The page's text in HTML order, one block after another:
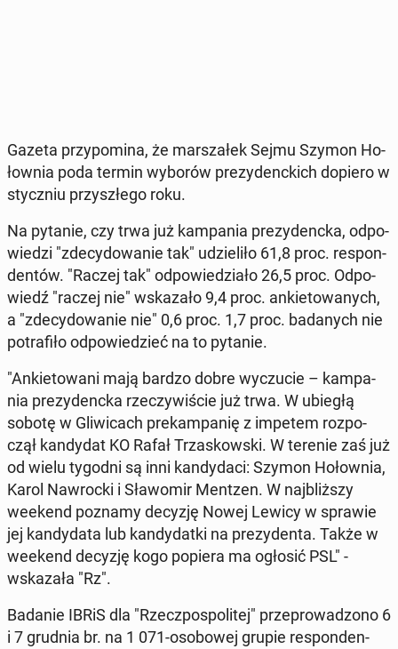
Gazeta przy­po­mi­na, że mar­sza­łek Sejmu Szymon Ho­
łow­nia poda termin wyborów pre­zy­denc­kich dopiero w
stycz­niu przy­szłe­go roku.
Na pytanie, czy trwa już kam­pa­nia pre­zy­denc­ka, od­po­
wie­dzi "zde­cy­do­wa­nie tak" udzie­li­ło 61,8 proc. re­spon­
den­tów. "Raczej tak" od­po­wie­dzia­ło 26,5 proc. Od­po­
wiedź "raczej nie" wska­za­ło 9,4 proc. an­kie­to­wa­nych,
a "zde­cy­do­wa­nie nie" 0,6 proc. 1,7 proc. ba­da­nych nie
po­tra­fi­ło od­po­wie­dzieć na to pytanie.
"An­kie­to­wa­ni mają bardzo dobre wy­czu­cie – kam­pa­
nia pre­zy­denc­ka rze­czy­wi­ście już trwa. W ubiegłą
sobotę w Gli­wi­cach pre­kam­pa­nię z impetem roz­po­
czął kan­dy­dat KO Rafał Trza­skow­ski. W terenie zaś już
od wielu tygodni są inni kan­dy­da­ci: Szymon Ho­łow­nia,
Karol Na­wroc­ki i Sła­wo­mir Mentzen. W naj­bliż­szy
weekend poznamy decyzję Nowej Lewicy w sprawie
jej kan­dy­da­ta lub kan­dy­dat­ki na pre­zy­den­ta. Także w
weekend decyzję kogo popiera ma ogłosić PSL" -
wska­za­ła "Rz".
Badanie IBRiS dla "Rzecz­po­spo­li­tej" prze­pro­wa­dzo­no 6
i 7 grudnia br. na 1 071-oso­bo­wej grupie re­spon­den­